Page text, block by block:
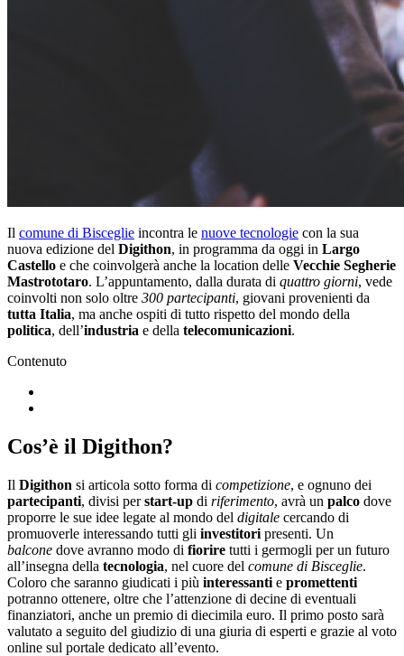
Il comune di Bisceglie incontra le nuove tecnologie con la sua
nuova edizione del Digithon, in programma da oggi in Largo
Castello e che coinvolgerà anche la location delle Vecchie Segherie
Mastrototaro. L’appuntamento, dalla durata di quattro giorni, vede
coinvolti non solo oltre 300 partecipanti, giovani provenienti da
tutta Italia, ma anche ospiti di tutto rispetto del mondo della
politica, dell’industria e della telecomunicazioni.
Contenuto
Cos’è il Digithon?
Il Digithon si articola sotto forma di competizione, e ognuno dei
partecipanti, divisi perstart-up di riferimento, avrà un palco dove
proporre le sue idee legate al mondo del digitale cercando di
promuoverle interessando tutti gli investitori presenti. Un
balcone dove avranno modo di fiorire tutti i germogli per un futuro
all’insegna della tecnologia, nel cuore del comune di Bisceglie.
Coloro che saranno giudicati i più interessanti e promettenti
potranno ottenere, oltre che l’attenzione di decine di eventuali
finanziatori, anche un premio di diecimila euro. Il primo posto sarà
valutato a seguito del giudizio di una giuria di esperti e grazie al voto
online sul portale dedicato all’evento.